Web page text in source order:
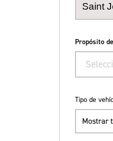
Propósito
Tipo de
Mostrar